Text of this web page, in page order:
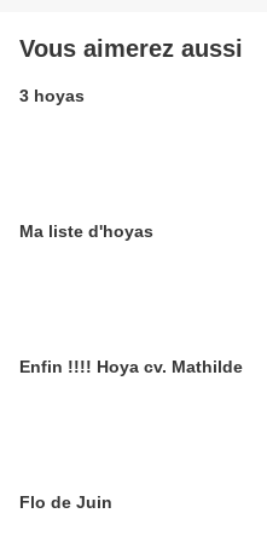
Vous aimerez aussi
3 hoyas
Ma liste d'hoyas
Enfin !!!! Hoya cv. Mathilde
Flo de Juin